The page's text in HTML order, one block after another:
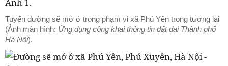
Tuyến đường sẽ mở ở trong phạm vi xã Phú Yên trong tương lai
(Ảnh màn hình: Ứng dụng công khai thông tin đất đai Thành phố
Hà Nội).